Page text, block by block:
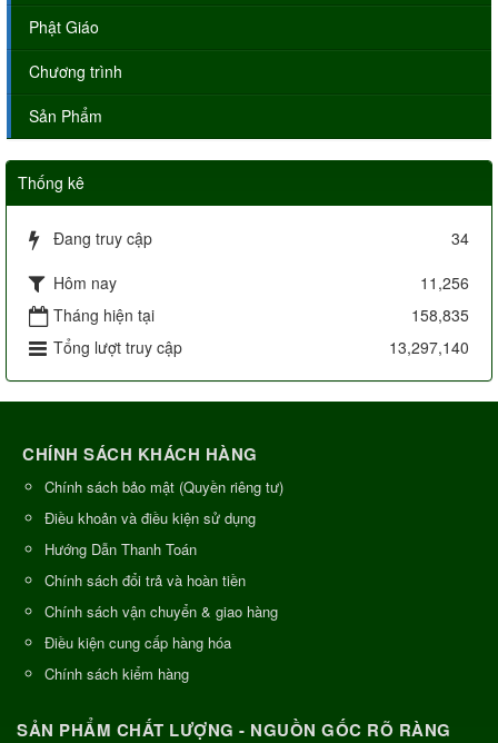
Phật Giáo
Chương trình
Sản Phẩm
Thống kê
Đang truy cập
34
Hôm nay
11,256
Tháng hiện tại
158,835
Tổng lượt truy cập
13,297,140
CHÍNH SÁCH KHÁCH HÀNG
Chính sách bảo mật (Quyền riêng tư)
Điều khoản và điều kiện sử dụng
Hướng Dẫn Thanh Toán
Chính sách đổi trả và hoàn tiền
Chính sách vận chuyển & giao hàng
Điều kiện cung cấp hàng hóa
Chính sách kiểm hàng
SẢN PHẨM CHẤT LƯỢNG - NGUỒN GỐC RÕ RÀNG